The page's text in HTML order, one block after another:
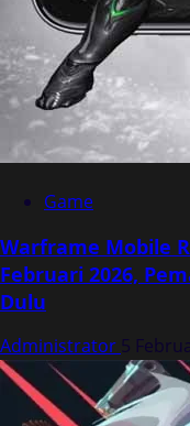
Game
Warframe Mobile
Februari 2026,
Dulu
Administrator 5